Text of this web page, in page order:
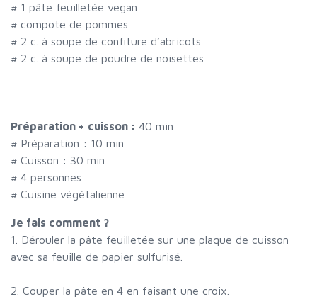
# 1 pâte feuilletée vegan
# compote de pommes
# 2 c. à soupe de confiture d’abricots
# 2 c. à soupe de poudre de noisettes
Préparation + cuisson : 40 min
# Préparation : 10 min
# Cuisson : 30 min
# 4 personnes
# Cuisine végétalienne
Je fais comment ?
1. Dérouler la pâte feuilletée sur une plaque de cuisson
avec sa feuille de papier sulfurisé.
2. Couper la pâte en 4 en faisant une croix.